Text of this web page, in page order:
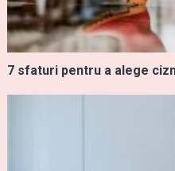
7 sfaturi pentru a alege